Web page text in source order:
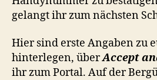
gelangt ihr zum nächsten
Hier sind erste Angaben zu
hinterlegen, überAccept
ihr zum Portal. Auf der